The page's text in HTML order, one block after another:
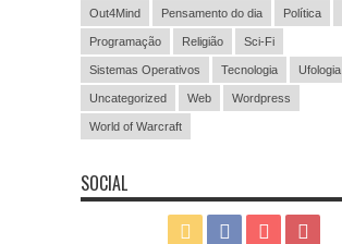
Out4Mind Pensamento do dia Política
Programação Religião Sci-Fi
Sistemas Operativos Tecnologia Ufologia
Uncategorized Web Wordpress
World of Warcraft
SOCIAL